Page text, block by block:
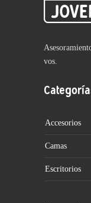
vos.
Accesorios
Camas
Escritorios